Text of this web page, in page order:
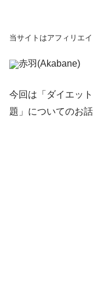
当サイトはアフィリエ
赤羽(Akabane)
今回は「ダイエッ
題」についてのお話